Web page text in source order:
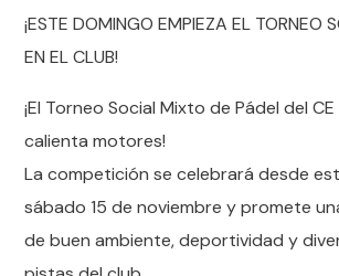
¡ESTE DOMINGO EMPIEZA EL TORNEO
EN EL CLUB!
¡El Torneo Social Mixto de Pádel del
calienta motores!
La competición se celebrará desde
sábado 15 de noviembre y promete
de buen ambiente, deportividad y